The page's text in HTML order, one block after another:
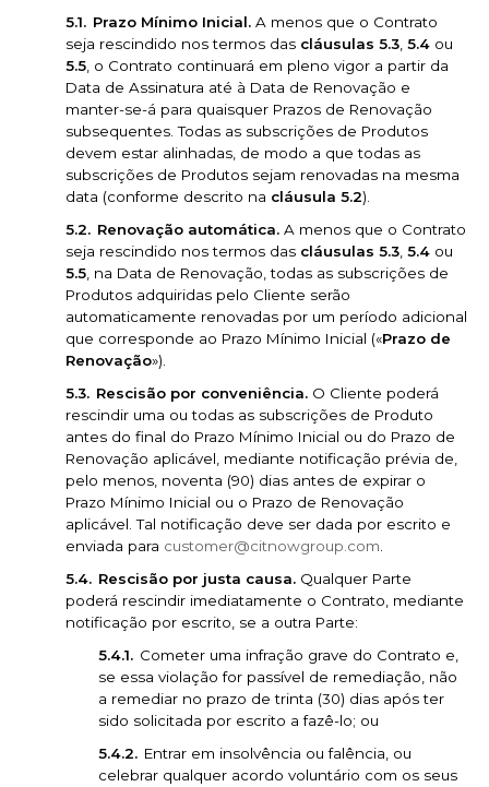
Prazo Mínimo Inicial. A menos que o Contrato
seja rescindido nos termos das cláusulas 5.3, 5.4 ou
5.5, o Contrato continuará em pleno vigor a partir da
Data de Assinatura até à Data de Renovação e
manter-se-á para quaisquer Prazos de Renovação
subsequentes. Todas as subscrições de Produtos
devem estar alinhadas, de modo a que todas as
subscrições de Produtos sejam renovadas na mesma
data (conforme descrito na cláusula 5.2).
Renovação automática. A menos que o Contrato
seja rescindido nos termos das cláusulas 5.3, 5.4 ou
5.5, na Data de Renovação, todas as subscrições de
Produtos adquiridas pelo Cliente serão
automaticamente renovadas por um período adicional
que corresponde ao Prazo Mínimo Inicial («Prazo de
Renovação»).
Rescisão por conveniência. O Cliente poderá
rescindir uma ou todas as subscrições de Produto
antes do final do Prazo Mínimo Inicial ou do Prazo de
Renovação aplicável, mediante notificação prévia de,
pelo menos, noventa (90) dias antes de expirar o
Prazo Mínimo Inicial ou o Prazo de Renovação
aplicável. Tal notificação deve ser dada por escrito e
enviada para customer@citnowgroup.com.
Rescisão por justa causa. Qualquer Parte
poderá rescindir imediatamente o Contrato, mediante
notificação por escrito, se a outra Parte:
Cometer uma infração grave do Contrato e,
se essa violação for passível de remediação, não
a remediar no prazo de trinta (30) dias após ter
sido solicitada por escrito a fazê-lo; ou
Entrar em insolvência ou falência, ou
celebrar qualquer acordo voluntário com os seus